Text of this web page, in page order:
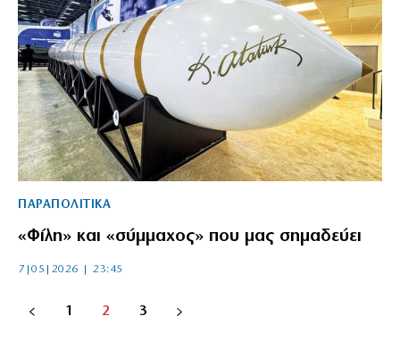
ΠΑΡΑΠΟΛΙΤΙΚΑ
«Φίλη» και «σύμμαχος» που μας σημαδεύει
7|05|2026 | 23:45
1 2 3